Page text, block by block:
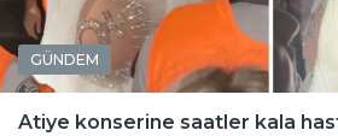
GÜNDEM
Atiye konserine saatler kala